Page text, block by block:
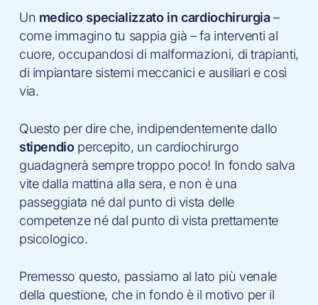
Un medico specializzato in cardiochirurgia–
come immagino tu sappia già – fa interventi al
cuore, occupandosi di malformazioni, di trapianti,
di impiantare sistemi meccanici e ausiliari e così
via.
Questo per dire che, indipendentemente dallo
stipendiopercepito, un cardiochirurgo
guadagnerà sempre troppo poco! In fondo salva
vite dalla mattina alla sera, e non è una
passeggiata né dal punto di vista delle
competenze né dal punto di vista prettamente
psicologico.
Premesso questo, passiamo al lato più venale
della questione, che in fondo è il motivo per il